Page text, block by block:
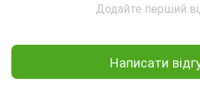
Додайте перший
Написати